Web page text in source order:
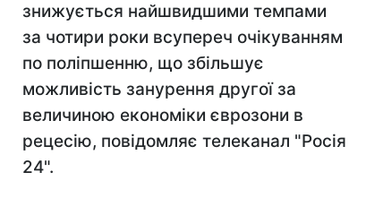
знижується найшвидшими темпами
за чотири роки всупереч очікуванням
по поліпшенню, що збільшує
можливість занурення другої за
величиною економіки єврозони в
рецесію, повідомляє телеканал "Росія
24".